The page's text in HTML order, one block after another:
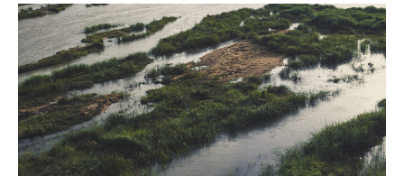
также сверяли заявленную цель въезда с фактической
деятельностью. Особое внимание уделялось законности
постановки на учёт принимающей стороной. Все нарушения
фиксировались, на нарушителей составляли протоколы. Всего
за июль составлено более 180 протоколов по главе 18 КоАП
РФ и статье 19.27 КоАП РФ (ложные сведения при постановке
на учёт), а также 4 протокола за уклонение от уплаты штрафа.
По результатам судебных решений вынесено 71
постановление о выдворении. Из них 55 человек помещены в
Центр временного содержания иностранных граждан в
Сургуте для принудительной депортации. Кроме того,